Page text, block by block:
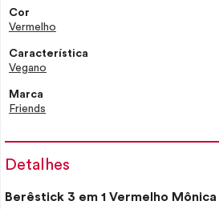
Cor
Vermelho
Característica
Vegano
Marca
Friends
Detalhes
Berêstick 3 em 1 Vermelho